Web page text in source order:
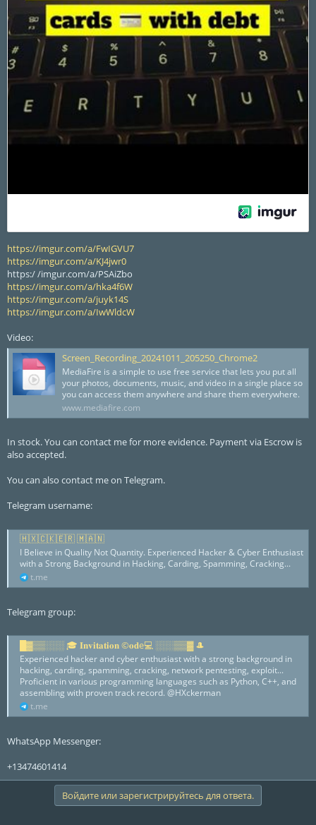
https://imgur.com/a/FwIGVU7
https://imgur.com/a/KJ4jwr0
https:/ /imgur.com/a/PSAiZbo
https://imgur.com/a/hka4f6W
https://imgur.com/a/juyk14S
https://imgur.com/a/IwWldcW
Video:
Screen_Recording_20241011_205250_Chrome2
MediaFire is a simple to use free service that lets you put all
your photos, documents, music, and video in a single place so
you can access them anywhere and share them everywhere.
www.mediafire.com
In stock. You can contact me for more evidence. Payment via Escrow is
also accepted.
You can also contact me on Telegram.
Telegram username:
🇭‌🇽‌🇨‌🇰‌🇪‌🇷‌ 🇲‌🇦‌🇳‌
I Believe in Quality Not Quantity. Experienced Hacker & Cyber Enthusiast
with a Strong Background in Hacking, Carding, Spamming, Cracking...
t.me
Telegram group:
█▓▒▒░░░ 🎓 𝐈𝐧𝐯𝐢𝐭𝐚𝐭𝐢𝐨𝐧 ©️𝐨𝐝e💻 ░░░▒▒▓ 🎩
Experienced hacker and cyber enthusiast with a strong background in
hacking, carding, spamming, cracking, network pentesting, exploit...
Proficient in various programming languages such as Python, C++, and
assembling with proven track record. @HXckerman
t.me
WhatsApp Messenger:
+13474601414
Войдите или зарегистрируйтесь для ответа.